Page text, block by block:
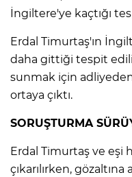
İngiltere'ye kaçtığı
Erdal Timurtaş'ın
daha gittiği tespit
sunmak için
ortaya çıktı.
SORUŞTURMA
Erdal Timurtaş ve eşi
çıkarılırken,